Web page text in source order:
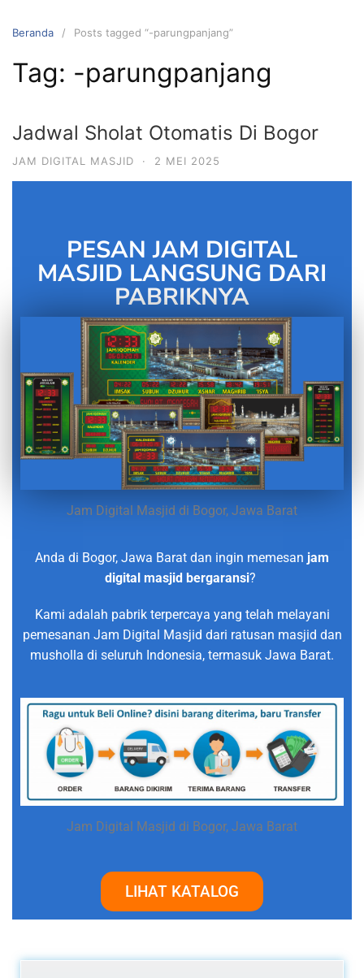
Beranda Posts tagged “-parungpanjang”
Tag: -parungpanjang
Jadwal Sholat Otomatis Di Bogor
JAM DIGITAL MASJID · 2 MEI 2025
PESAN JAM DIGITAL
MASJID LANGSUNG DARI
PABRIKNYA
Jam Digital Masjid di Bogor, Jawa Barat
Anda di Bogor, Jawa Barat dan ingin memesan jam
digital masjid bergaransi?
Kami adalah pabrik terpercaya yang telah melayani
pemesanan Jam Digital Masjid dari ratusan masjid dan
musholla di seluruh Indonesia, termasuk Jawa Barat.
Jam Digital Masjid di Bogor, Jawa Barat
LIHAT KATALOG